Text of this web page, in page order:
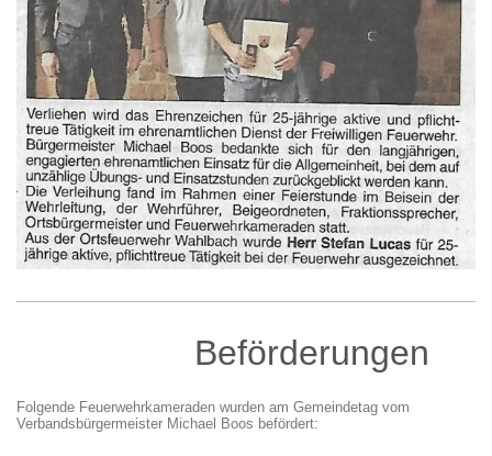
Beförderungen
Folgende Feuerwehrkameraden wurden am Gemeindetag vom
Verbandsbürgermeister Michael Boos befördert: